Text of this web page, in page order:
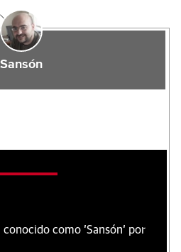
Sansón
conocido como 'Sansón' por